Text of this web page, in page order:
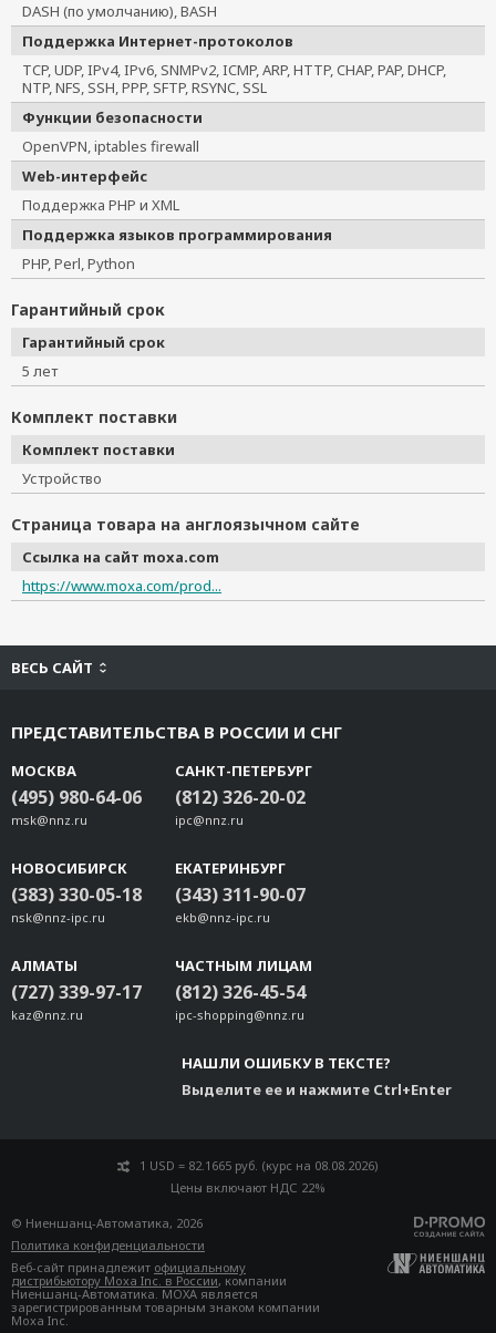
DASH (по умолчанию), BASH
Поддержка Интернет-протоколов
TCP, UDP, IPv4, IPv6, SNMPv2, ICMP, ARP, HTTP, CHAP, PAP, DHCP,
NTP, NFS, SSH, PPP, SFTP, RSYNC, SSL
Функции безопасности
OpenVPN, iptables firewall
Web-интерфейс
Поддержка PHP и XML
Поддержка языков программирования
PHP, Perl, Python
Гарантийный срок
Гарантийный срок
5 лет
Комплект поставки
Комплект поставки
Устройство
Страница товара на англоязычном сайте
Ссылка на сайт moxa.com
https://www.moxa.com/prod...
ВЕСЬ САЙТ
ПРЕДСТАВИТЕЛЬСТВА В РОССИИ И СНГ
МОСКВА
(495) 980-64-06
msk@nnz.ru
САНКТ-ПЕТЕРБУРГ
(812) 326-20-02
ipc@nnz.ru
НОВОСИБИРСК
(383) 330-05-18
nsk@nnz-ipc.ru
ЕКАТЕРИНБУРГ
(343) 311-90-07
ekb@nnz-ipc.ru
АЛМАТЫ
(727) 339-97-17
kaz@nnz.ru
ЧАСТНЫМ ЛИЦАМ
(812) 326-45-54
ipc-shopping@nnz.ru
НАШЛИ ОШИБКУ В ТЕКСТЕ?
Выделите ее и нажмите Ctrl+Enter
1 USD = 82.1665 руб. (курс на 08.08.2026)
Цены включают НДС 22%
© Ниеншанц-Автоматика, 2026
Политика конфиденциальности
Веб-сайт принадлежит официальному
дистрибьютору Moxa Inc. в России, компании
Ниеншанц-Автоматика. MOXA является
зарегистрированным товарным знаком компании
Moxa Inc.